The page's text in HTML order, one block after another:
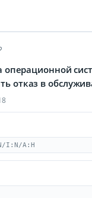
операционной
отказ в
I:N/A:H